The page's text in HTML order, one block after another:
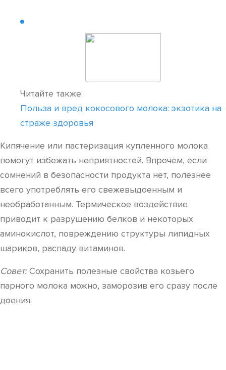
Читайте также:
Польза и вред кокосового молока: экзотика на
страже здоровья
Кипячение или пастеризация купленного молока
помогут избежать неприятностей. Впрочем, если
сомнений в безопасности продукта нет, полезнее
всего употреблять его свежевыдоенным и
необработанным. Термическое воздействие
приводит к разрушению белков и некоторых
аминокислот, повреждению структуры липидных
шариков, распаду витаминов.
Совет:Сохранить полезные свойства козьего
парного молока можно, заморозив его сразу после
доения.